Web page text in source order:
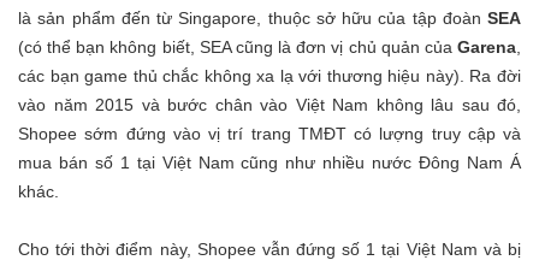
là sản phẩm đến từ Singapore, thuộc sở hữu của tập đoàn SEA
(có thể bạn không biết, SEA cũng là đơn vị chủ quản của Garena
các bạn game thủ chắc không xa lạ với thương hiệu này). Ra đời
vào năm 2015 và bước chân vào Việt Nam không lâu sau đó,
Shopee sớm đứng vào vị trí trang TMĐT có lượng truy cập và
mua bán số 1 tại Việt Nam cũng như nhiều nước Đông Nam Á
khác.
Cho tới thời điểm này, Shopee vẫn đứng số 1 tại Việt Nam và bị